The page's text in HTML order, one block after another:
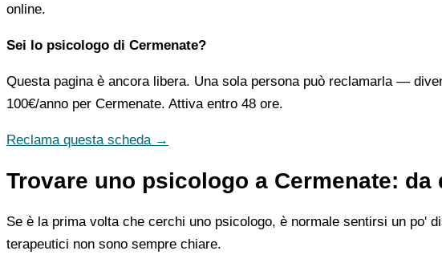
online.
Sei lo psicologo di Cermenate?
Questa pagina è ancora libera. Una sola persona può reclamarla —
100€/anno per Cermenate. Attiva entro 48 ore.
Reclama questa scheda →
Trovare uno psicologo a Cermenate: da
Se è la prima volta che cerchi uno psicologo, è normale sentirsi un po'
terapeutici non sono sempre chiare.